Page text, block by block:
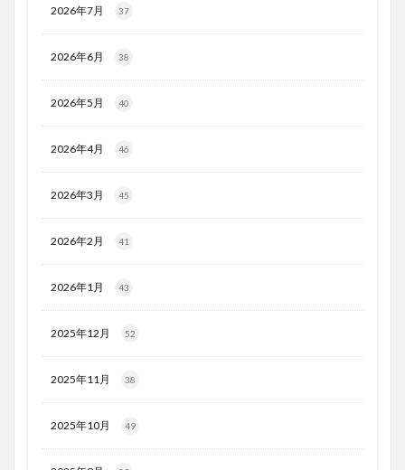
2026年7月 37
2026年6月 38
2026年5月 40
2026年4月 46
2026年3月 45
2026年2月 41
2026年1月 43
2025年12月 52
2025年11月 38
2025年10月 49